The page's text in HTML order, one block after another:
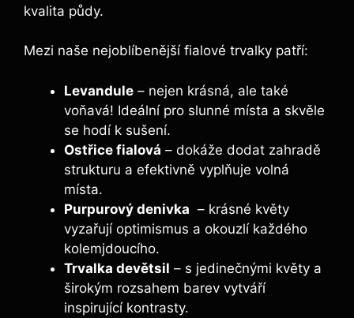
kvalita půdy.
Mezi naše ⁢nejoblíbenější fialové trvalky patří:
Levandule –⁢ nejen krásná, ale také
voňavá! Ideální pro slunné místa a skvěle
⁤se hodí k sušení.
Ostřice fialová – dokáže dodat⁢ zahradě
strukturu a‍ efektivně​ vyplňuje volná
místa.
Purpurový denivka ‍ – krásné květy⁢
vyzařují ⁢optimismus a ⁤okouzlí každého
kolemjdoucího.
Trvalka devětsil – s⁢ jedinečnými květy a
‍širokým ⁤rozsahem barev vytváří⁢
inspirující kontrasty.